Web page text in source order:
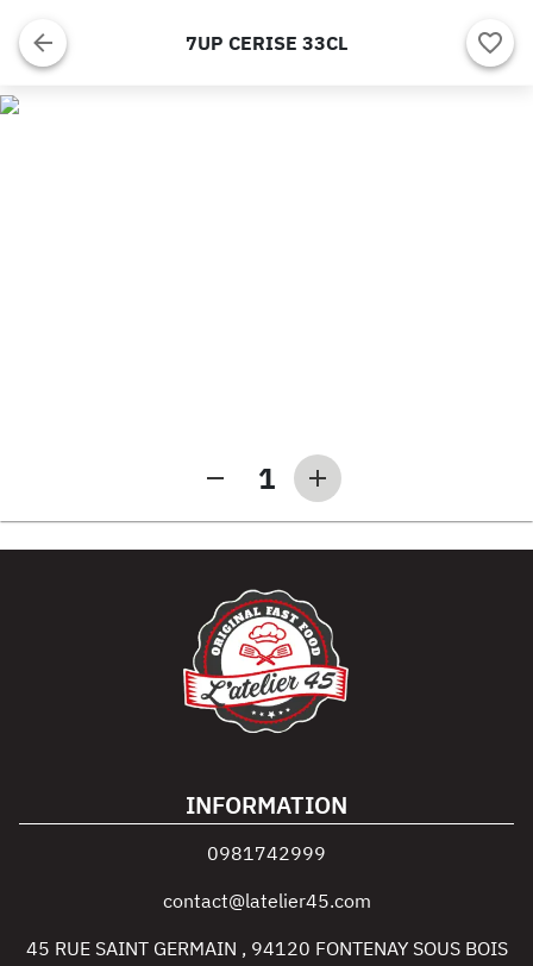
7UP CERISE 33CL
1
INFORMATION
0981742999
contact@latelier45.com
45 RUE SAINT GERMAIN , 94120 FONTENAY SOUS BOIS